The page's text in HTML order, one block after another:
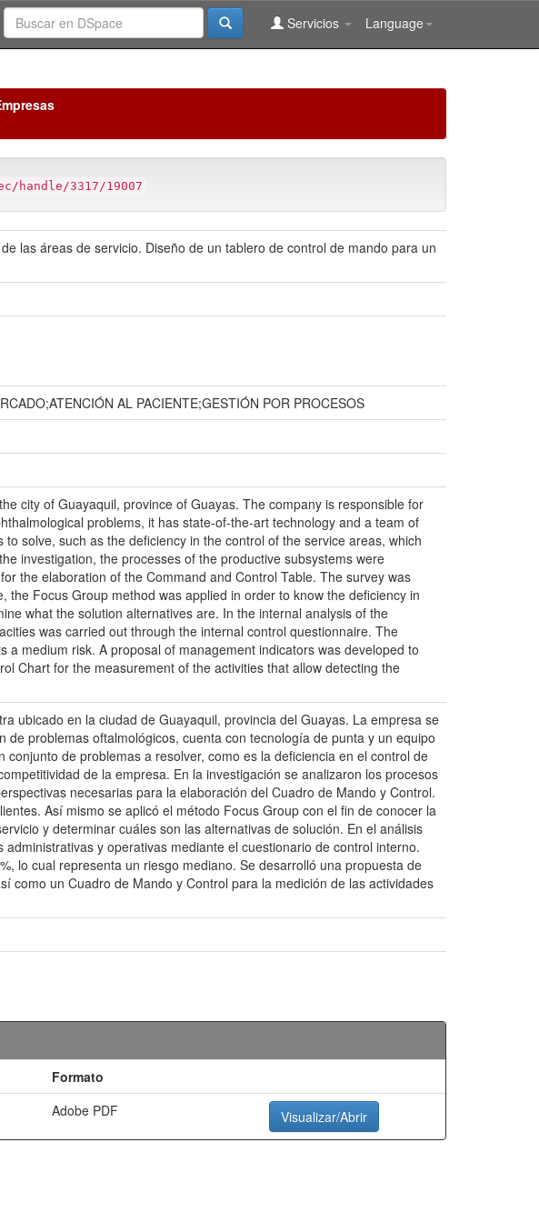
Language
Servicios
3317/19007
las áreas de servicio. Diseño de un tablero de control de mando para un
AL PACIENTE;GESTIÓN POR PROCESOS
city of Guayaquil, province of Guayas. The company is responsible for
problems, it has state-of-the-art technology and a team of
solve, such as the deficiency in the control of the service areas, which
investigation, the processes of the productive subsystems were
the elaboration of the Command and Control Table. The survey was
Focus Group method was applied in order to know the deficiency in
what the solution alternatives are. In the internal analysis of the
was carried out through the internal control questionnaire. The
medium risk. A proposal of management indicators was developed to
Chart for the measurement of the activities that allow detecting the
ubicado en la ciudad de Guayaquil, provincia del Guayas. La empresa se
problemas oftalmológicos, cuenta con tecnología de punta y un equipo
de problemas a resolver, como es la deficiencia en el control de
de la empresa. En la investigación se analizaron los procesos
necesarias para la elaboración del Cuadro de Mando y Control.
Así mismo se aplicó el método Focus Group con el fin de conocer la
y determinar cuáles son las alternativas de solución. En el análisis
y operativas mediante el cuestionario de control interno.
lo cual representa un riesgo mediano. Se desarrolló una propuesta de
como un Cuadro de Mando y Control para la medición de las actividades
Formato
Adobe PDF Visualizar/Abrir